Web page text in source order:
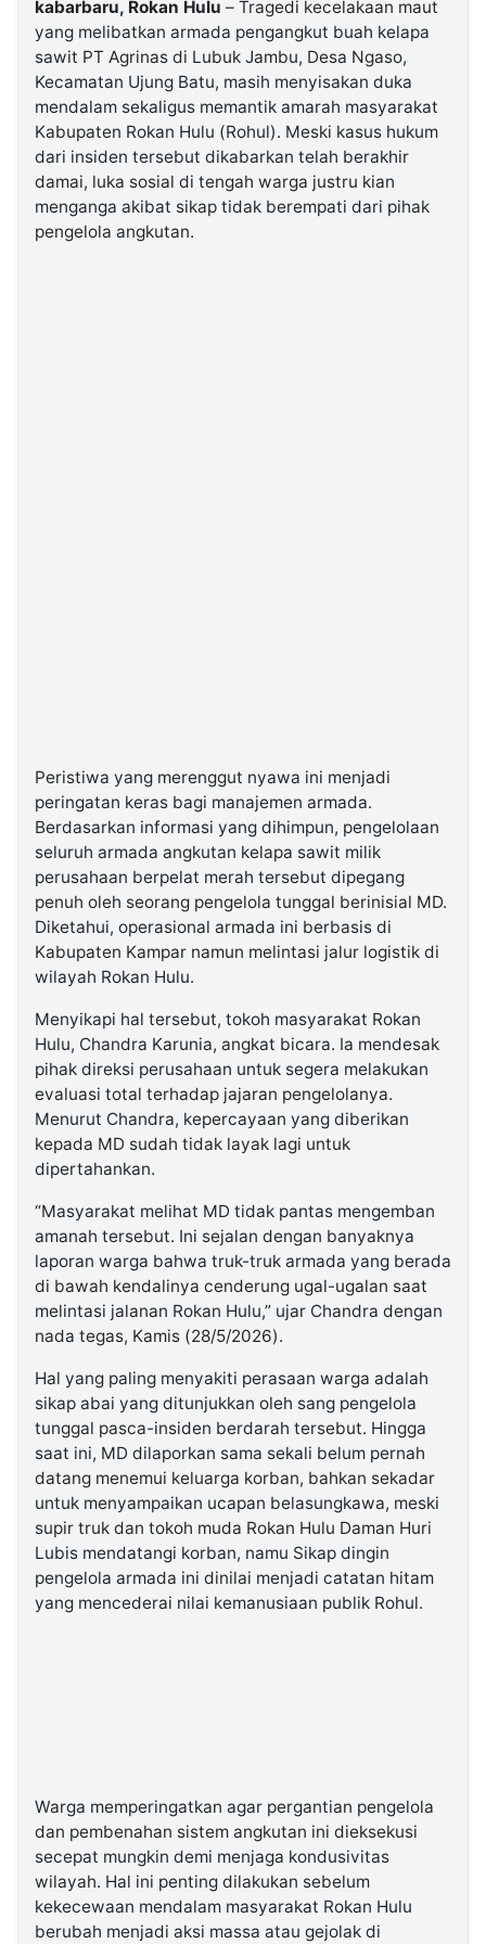
Kabarbaru.co
2026
Kabarbaru
Media
kabarbaru, Rokan Hulu – Tragedi kecelakaan maut
yang melibatkan armada pengangkut buah kelapa
sawit PT Agrinas di Lubuk Jambu, Desa Ngaso,
Kecamatan Ujung Batu, masih menyisakan duka
mendalam sekaligus memantik amarah masyarakat
Kabupaten Rokan Hulu (Rohul). Meski kasus hukum
dari insiden tersebut dikabarkan telah berakhir
damai, luka sosial di tengah warga justru kian
menganga akibat sikap tidak berempati dari pihak
pengelola angkutan.
Peristiwa yang merenggut nyawa ini menjadi
peringatan keras bagi manajemen armada.
Berdasarkan informasi yang dihimpun, pengelolaan
seluruh armada angkutan kelapa sawit milik
perusahaan berpelat merah tersebut dipegang
penuh oleh seorang pengelola tunggal berinisial MD.
Diketahui, operasional armada ini berbasis di
Kabupaten Kampar namun melintasi jalur logistik di
wilayah Rokan Hulu.
Menyikapi hal tersebut, tokoh masyarakat Rokan
Hulu, Chandra Karunia, angkat bicara. Ia mendesak
pihak direksi perusahaan untuk segera melakukan
evaluasi total terhadap jajaran pengelolanya.
Menurut Chandra, kepercayaan yang diberikan
kepada MD sudah tidak layak lagi untuk
dipertahankan.
“Masyarakat melihat MD tidak pantas mengemban
amanah tersebut. Ini sejalan dengan banyaknya
laporan warga bahwa truk-truk armada yang berada
di bawah kendalinya cenderung ugal-ugalan saat
melintasi jalanan Rokan Hulu,” ujar Chandra dengan
nada tegas, Kamis (28/5/2026).
Hal yang paling menyakiti perasaan warga adalah
sikap abai yang ditunjukkan oleh sang pengelola
tunggal pasca-insiden berdarah tersebut. Hingga
saat ini, MD dilaporkan sama sekali belum pernah
datang menemui keluarga korban, bahkan sekadar
untuk menyampaikan ucapan belasungkawa, meski
supir truk dan tokoh muda Rokan Hulu Daman Huri
Lubis mendatangi korban, namu Sikap dingin
pengelola armada ini dinilai menjadi catatan hitam
yang mencederai nilai kemanusiaan publik Rohul.
Warga memperingatkan agar pergantian pengelola
dan pembenahan sistem angkutan ini dieksekusi
secepat mungkin demi menjaga kondusivitas
wilayah. Hal ini penting dilakukan sebelum
kekecewaan mendalam masyarakat Rokan Hulu
berubah menjadi aksi massa atau gejolak di